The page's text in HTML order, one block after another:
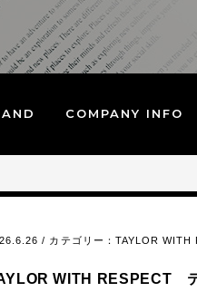
COMPANY INFO
/ カテゴリー： TAYLOR WITH
WITH RESPECT